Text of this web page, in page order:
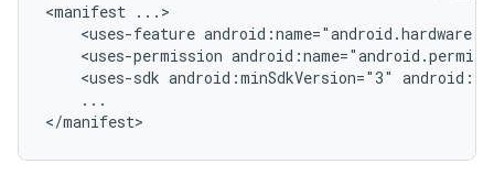
<manifest
<uses-feature
<uses-permission
<uses-sdk android:minSdkVersion="3"
...
</manifest>